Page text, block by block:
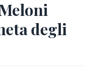
degli